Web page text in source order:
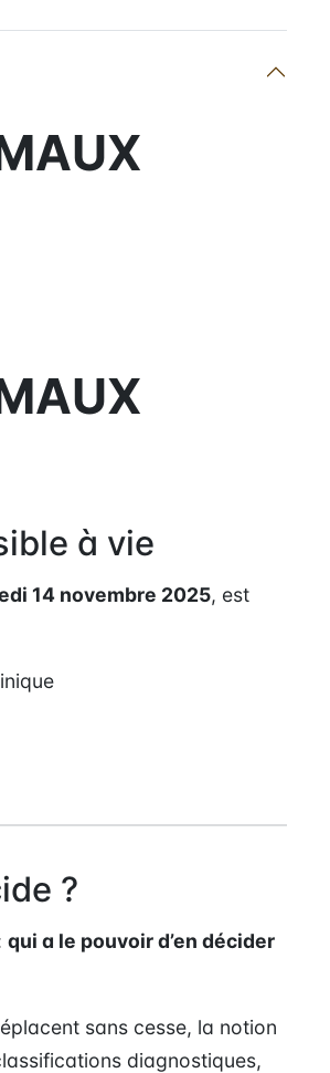
à vie
14 novembre 2025, est
?
qui a le pouvoir d’en décider
sans cesse, la notion
diagnostiques,